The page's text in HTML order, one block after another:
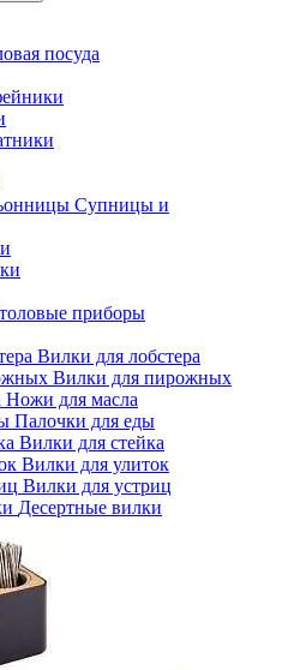
посуда
Супницы и
приборы
Вилки для лобстера
Вилки для пирожных
Ножи для масла
Палочки для еды
Вилки для стейка
Вилки для улиток
Вилки для устриц
Десертные вилки